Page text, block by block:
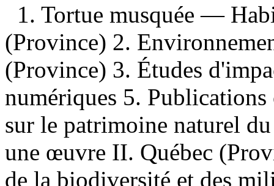
1. Tortue musquée —
(Province) 2.
(Province) 3. Études
numériques 5.
sur le patrimoine naturel
une œuvre II. Québec
de la biodiversité et des